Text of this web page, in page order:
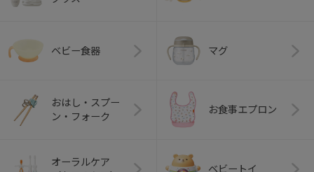
ベビー食器 マグ
おはし・スプー
ン・フォーク
お食事エプロン
オーラルケア
ベビートイ